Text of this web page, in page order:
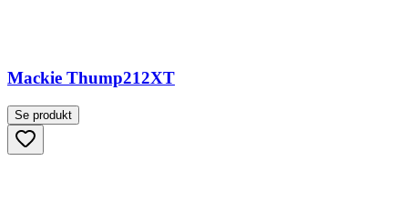
Mackie Thump212XT
Se produkt